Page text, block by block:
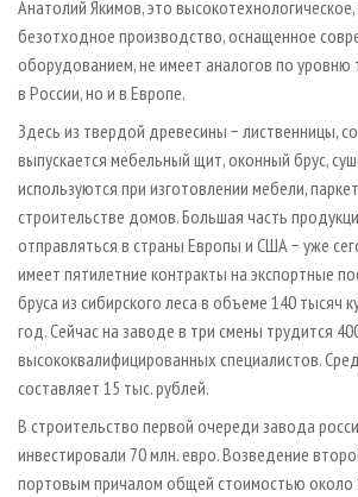
ПРОИЗВОДСТВО МЕБЕЛИ
БИОЭНЕРГЕТИКА
ЦБП
ИНСТРУМЕНТ И МАТЕРИАЛЫ
ПРИОРИТЕТНЫЕ ИНВЕСТПРОЕКТЫ
RUSSIAN FORESTRY REVIEW
ГАЗЕТА ЛЕСПРОМФОРУМ
БИБЛИОТЕКА СПЕЦИАЛИСТА
Анатолий Якимов, это высокотехнологическое,
безотходное производство, оснащенное
оборудованием, не имеет аналогов по уровню
в России, но и в Европе.
Здесь из твердой древесины − лиственницы,
выпускается мебельный щит, оконный брус,
используются при изготовлении мебели,
строительстве домов. Большая часть
отправляться в страны Европы и США − уже
имеет пятилетние контракты на экспортные
бруса из сибирского леса в объеме 140 тысяч
год. Сейчас на заводе в три смены трудится
высококвалифицированных специалистов.
составляет 15 тыс. рублей.
В строительство первой очереди завода
инвестировали 70 млн. евро. Возведение
портовым причалом общей стоимостью около